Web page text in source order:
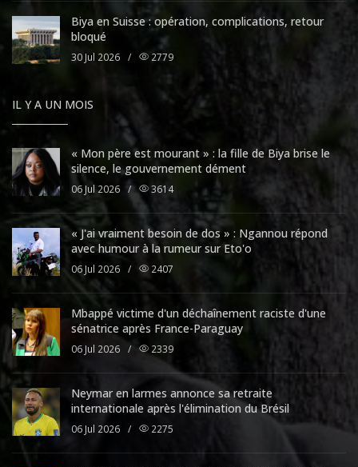
Biya en Suisse : opération, complications, retour
bloqué
30 Jul 2026 / 2779
IL Y A UN MOIS
« Mon père est mourant » : la fille de Biya brise le
silence, le gouvernement dément
06 Jul 2026 / 3614
« J'ai vraiment besoin de dos » : Ngannou répond
avec humour à la rumeur sur Eto'o
06 Jul 2026 / 2407
Mbappé victime d'un déchaînement raciste d'une
sénatrice après France-Paraguay
06 Jul 2026 / 2339
Neymar en larmes annonce sa retraite
internationale après l'élimination du Brésil
06 Jul 2026 / 2275